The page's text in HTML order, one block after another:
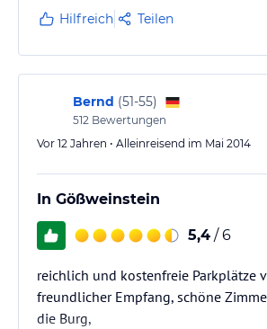
einer Wanderung eine Wohltat in der
Hilfreich Teilen
Bernd (51-55)
512 Bewertungen
Vor 12 Jahren • Alleinreisend im Mai 2014
In Gößweinstein
5,4 / 6
reichlich und kostenfreie Parkplätze
freundlicher Empfang, schöne
die Burg,